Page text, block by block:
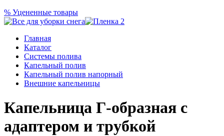
% Уцененные товары
Главная
Каталог
Системы полива
Капельный полив
Капельный полив напорный
Внешние капельницы
Капельница Г-образная с
адаптером и трубкой